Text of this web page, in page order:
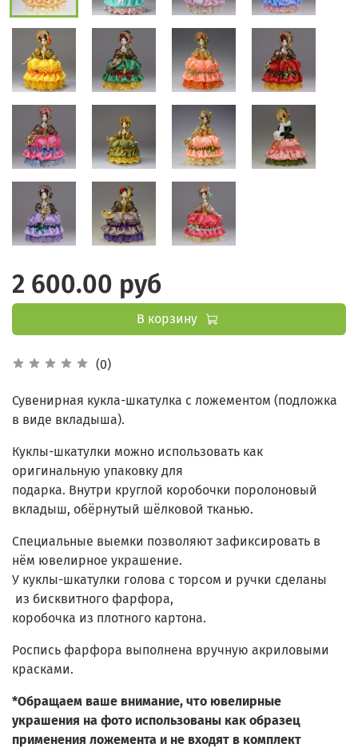
(0)
2 600.00 руб
В корзину
Сувенирная кукла-шкатулка с ложементом (подложка
в виде вкладыша).
Куклы-шкатулки можно использовать как
оригинальную упаковку для
подарка. Внутри круглой коробочки поролоновый
вкладыш, обёрнутый шёлковой тканью.
Специальные выемки позволяют зафиксировать в
нём ювелирное украшение.
У куклы-шкатулки голова с торсом и ручки сделаны
из бисквитного фарфора,
коробочка из плотного картона.
Роспись фарфора выполнена вручную акриловыми
красками.
*Обращаем ваше внимание, что ювелирные
украшения на фото использованы как образец
применения ложемента и не входят в комплект